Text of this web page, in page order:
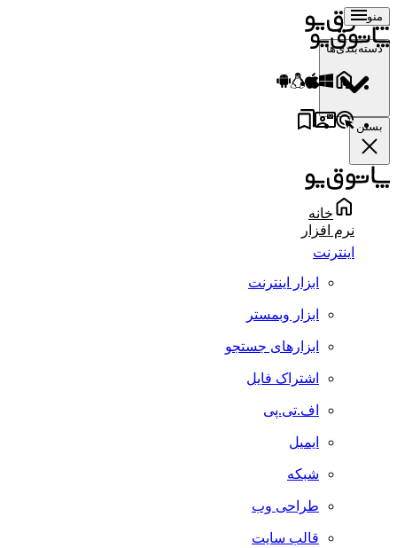
منو
دسته‌بندی‌ها
بستن
خانه
نرم افزار
اینترنت
ابزار اینترنت
ابزار وبمستر
ابزارهای جستجو
اشتراک فایل
اف.تی.پی
ایمیل
شبکه
طراحی وب
قالب سایت